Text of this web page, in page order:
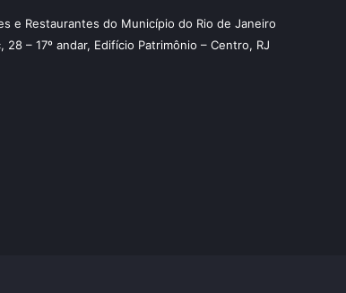
e Restaurantes do Município do Rio de Janeiro
28 – 17º andar, Edifício Patrimônio – Centro, RJ